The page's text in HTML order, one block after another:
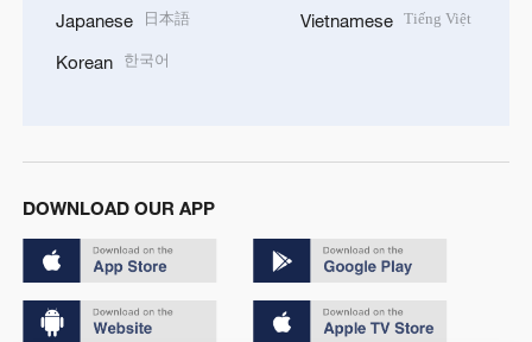
Japanese 日本語
Korean 한국어
Vietnamese Tiếng Việt
DOWNLOAD OUR APP